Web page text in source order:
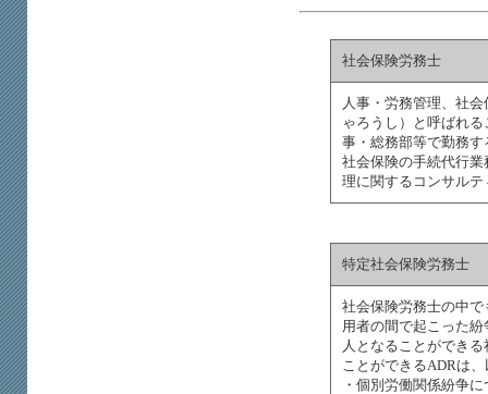
社会保険労務士
人事・労務管理、社
ゃろうし）と呼ばれ
事・総務部等で勤務
社会保険の手続代行
理に関するコンサル
特定社会保険労務士
社会保険労務士の中
用者の間で起こった
人となることができ
ことができるADRは
・個別労働関係紛争